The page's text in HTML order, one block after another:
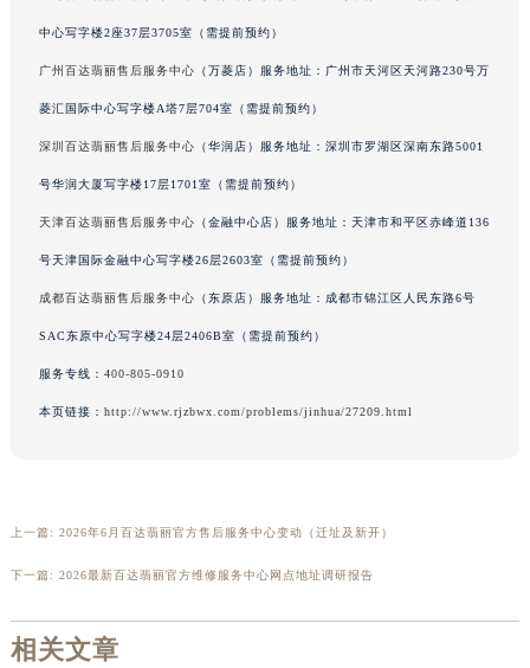
中心写字楼2座37层3705室（需提前预约）
广州百达翡丽售后服务中心 （万菱店）服务地址：广州市天河区天河路230号万
菱汇国际中心写字楼A塔7层704室（需提前预约）
深圳百达翡丽售后服务中心 （华润店）服务地址：深圳市罗湖区深南东路5001
号华润大厦写字楼17层1701室（需提前预约）
天津百达翡丽售后服务中心 （金融中心店）服务地址：天津市和平区赤峰道136
号天津国际金融中心写字楼26层2603室（需提前预约）
成都百达翡丽售后服务中心 （东原店）服务地址：成都市锦江区人民东路6号
SAC东原中心写字楼24层2406B室（需提前预约）
服务专线： 400-805-0910
本页链接： http://www.rjzbwx.com/problems/jinhua/27209.html
上一篇: 2026年6月百达翡丽官方售后服务中心变动（迁址及新开）
下一篇: 2026最新百达翡丽官方维修服务中心网点地址调研报告
相关文章